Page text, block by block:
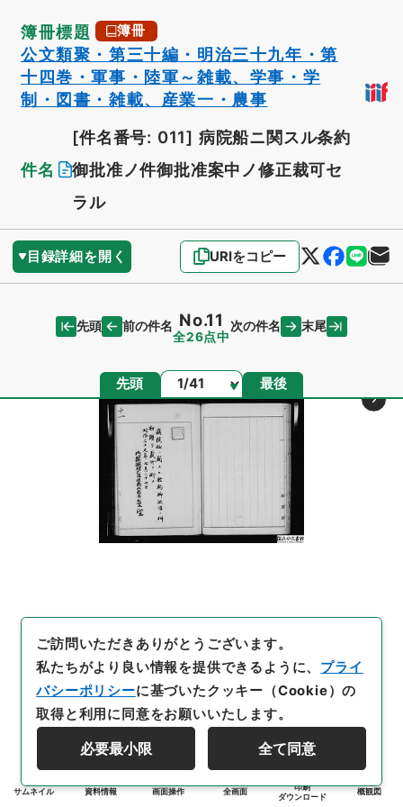
簿冊標題 簿冊
公文類聚・第三十編・明治三十九年・第
十四巻・軍事・陸軍～雑載、学事・学
制・図書・雑載、産業一・農事
件名
[件名番号: 011] 病院船ニ関スル条約
御批准ノ件御批准案中ノ修正裁可セ
ラル
目録詳細を開く URIをコピー
先頭 前の件名 No.11
全26点中
次の件名 末尾
先頭 ページ 最後
サムネイル 資料情報 画面操作 全画面
印刷
ダウンロード
概観図
ご訪問いただきありがとうございます。
私たちがより良い情報を提供できるように、 プライ
バシーポリシーに基づいたクッキー（Cookie）の
取得と利用に同意をお願いいたします。
必要最小限 全て同意